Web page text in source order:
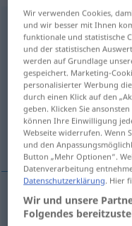
out-and-outadv
Übersicht aller
(Für mehr Details die
durch durch,
ganz gar, völlig,
durchu.durch,
Wir verwenden Cookies,
und wir besser mit Ihnen
funktionale und statistische
und der statistischen
werden auf Grundlage
gespeichert. Marketing-
personalisierter Werbung
durch einen Klick auf den
geben. Klicken Sie
können Ihre Einwilligung
Webseite widerrufen. Wenn
und den
Button „Mehr Optionen“.
Datenverarbeitung
Datenschutzerklärung. Hier
Wir und unsere
Folgendes